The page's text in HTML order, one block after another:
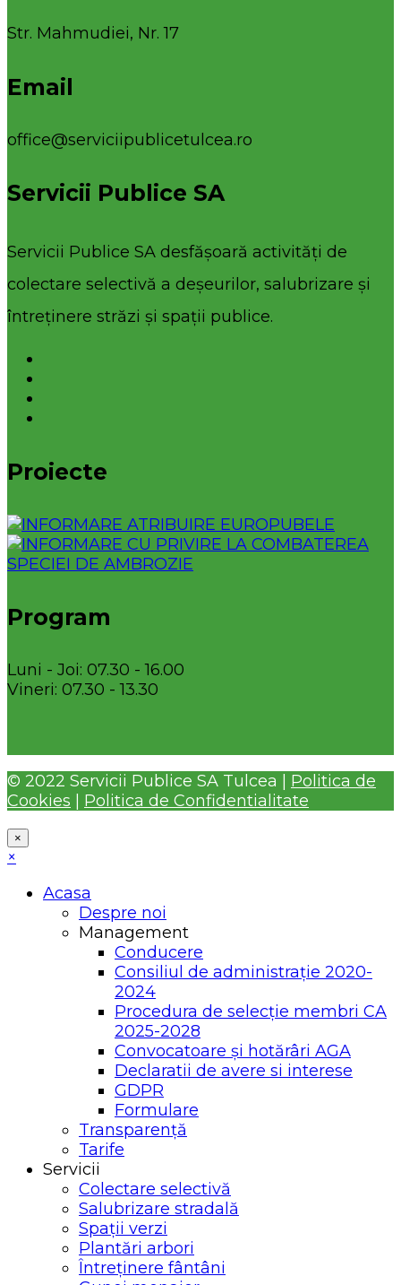
Str. Mahmudiei, Nr. 17
Email
office@serviciipublicetulcea.ro
Servicii Publice SA
Servicii Publice SA desfășoară activități de
colectare selectivă a deșeurilor, salubrizare și
întreținere străzi și spații publice.
Proiecte
Program
Luni - Joi: 07.30 - 16.00
Vineri: 07.30 - 13.30
© 2022 Servicii Publice SA Tulcea | Politica de
Cookies
Politica de Confidentialitate
×
×
Acasa
Despre noi
Management
Conducere
Consiliul de administrație 2020-
2024
Procedura de selecție membri CA
2025-2028
Convocatoare și hotărâri AGA
Declaratii de avere si interese
GDPR
Formulare
Transparență
Tarife
Servicii
Colectare selectivă
Salubrizare stradală
Spații verzi
Plantări arbori
Întreținere fântâni